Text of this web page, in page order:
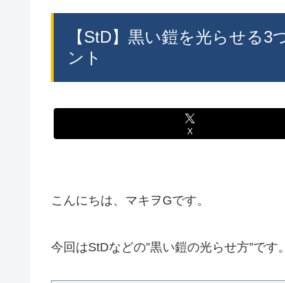
【StD】黒い鎧を光らせる
ント
X
こんにちは、マキヲGです。
今回はStDなどの”黒い鎧の光らせ方”です。